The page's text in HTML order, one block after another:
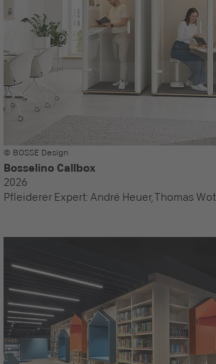
© BOSSE Design
Bosselino Callbox
2026
Pfleiderer Expert: André Heuer, Thomas